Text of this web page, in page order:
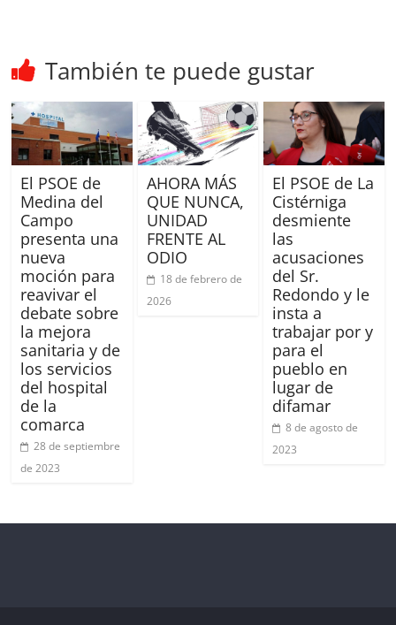
También te puede gustar
El PSOE de
Medina del
Campo
presenta una
nueva
moción para
reavivar el
debate sobre
la mejora
sanitaria y de
los servicios
del hospital
de la
comarca
28 de septiembre
de 2023
AHORA MÁS
QUE NUNCA,
UNIDAD
FRENTE AL
ODIO
18 de febrero de
2026
El PSOE de La
Cistérniga
desmiente
las
acusaciones
del Sr.
Redondo y le
insta a
trabajar por y
para el
pueblo en
lugar de
difamar
8 de agosto de
2023